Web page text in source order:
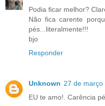
Podia ficar melhor?
Não fica carente
pés...literalmente!!!
bjo
Responder
Unknown 27 de
EU te amo!. Carência